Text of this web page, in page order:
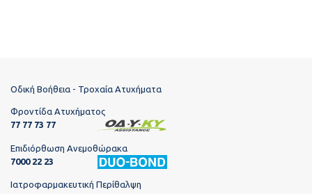
Οδική Βοήθεια - Τροχαία Ατυχήματα
Φροντίδα Ατυχήματος
77 77 73 77
Επιδιόρθωση Ανεμοθώρακα
7000 22 23
Ιατροφαρμακευτική Περίθαλψη